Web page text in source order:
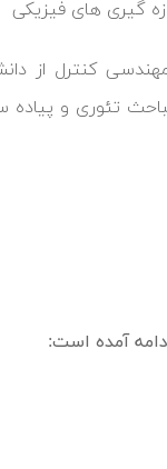
گیری های فیزیکی
کنترل از
تئوری و پیاده
آمده است: